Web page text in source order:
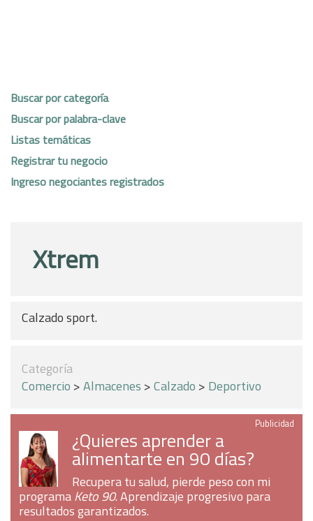
Buscar por categoría
Buscar por palabra-clave
Listas temáticas
Registrar tu negocio
Ingreso negociantes registrados
Xtrem
Calzado sport.
Categoría
Comercio >Almacenes >Calzado > Deportivo
Publicidad
¿Quieres aprender a
alimentarte en 90 días?
Recupera tu salud, pierde peso con mi
programaKeto 90. Aprendizaje progresivo para
resultados garantizados.